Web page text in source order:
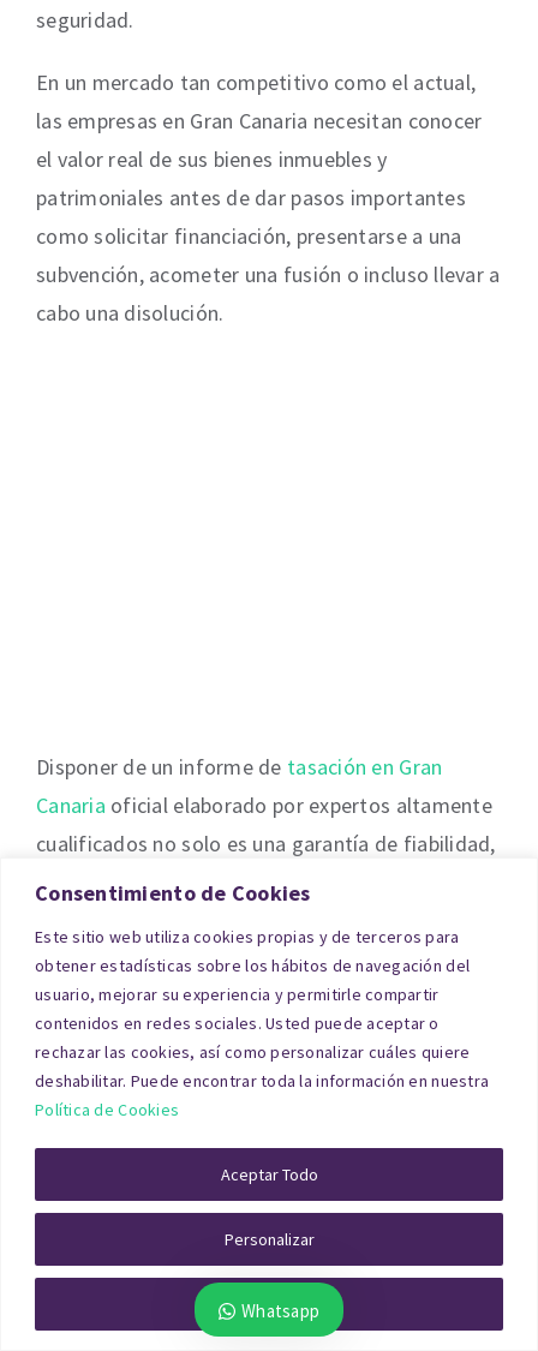
Consentimiento de Cookies
Este sitio web utiliza cookies propias y de terceros para
obtener estadísticas sobre los hábitos de navegación del
usuario, mejorar su experiencia y permitirle compartir
contenidos en redes sociales. Usted puede aceptar o
rechazar las cookies, así como personalizar cuáles quiere
deshabilitar. Puede encontrar toda la información en nuestra
Política de Cookies
Personalizar
Rechazar Todo
Aceptar Todo
seguridad.
En un mercado tan competitivo como el actual,
las empresas en Gran Canaria necesitan conocer
el valor real de sus bienes inmuebles y
patrimoniales antes de dar pasos importantes
como solicitar financiación, presentarse a una
subvención, acometer una fusión o incluso llevar a
cabo una disolución.
Disponer de un informe de tasación en Gran
Canaria oficial elaborado por expertos altamente
cualificados no solo es una garantía de fiabilidad,
sino también un recurso clave que ayuda a la
análisis técnico detallado.
Valoración Contable
La valoración contable de los activos
inmobiliarios de una empresa es un paso
imprescindible para que los balances reflejen la
Canaria contamos con una amplia experiencia en
la realización de informes de tasación de activos
con fines contables.
Whatsapp